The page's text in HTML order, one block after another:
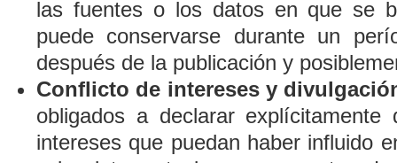
las fuentes o los datos en que se
puede conservarse durante un
después de la publicación y
Conflicto de intereses y
obligados a declarar
intereses que puedan haber influido